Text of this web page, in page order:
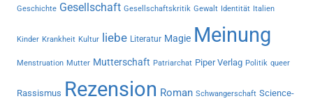
Geschichte Gesellschaft Gesellschaftskritik Gewalt Identität Italien
Kinder Krankheit Kultur liebe Literatur Magie Meinung
Menstruation Mutter Mutterschaft Patriarchat Piper Verlag Politik queer
Rassismus Rezension Roman Schwangerschaft Science-